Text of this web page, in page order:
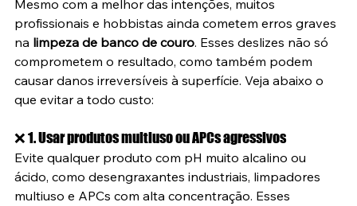
Mesmo com a melhor das intenções, muitos
profissionais e hobbistas ainda cometem erros graves
na limpeza de banco de couro. Esses deslizes não só
comprometem o resultado, como também podem
causar danos irreversíveis à superfície. Veja abaixo o
que evitar a todo custo:
❌ 1. Usar produtos multiuso ou APCs agressivos
Evite qualquer produto com pH muito alcalino ou
ácido, como desengraxantes industriais, limpadores
multiuso e APCs com alta concentração. Esses